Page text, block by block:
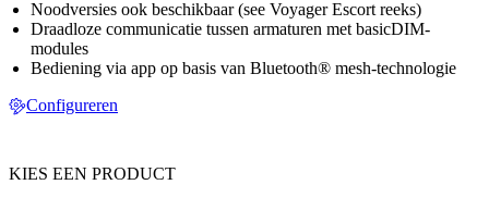
Noodversies ook beschikbaar (see Voyager Escort reeks)
Draadloze communicatie tussen armaturen met basicDIM-
modules
Bediening via app op basis van Bluetooth® mesh-technologie
Configureren
KIES EEN PRODUCT